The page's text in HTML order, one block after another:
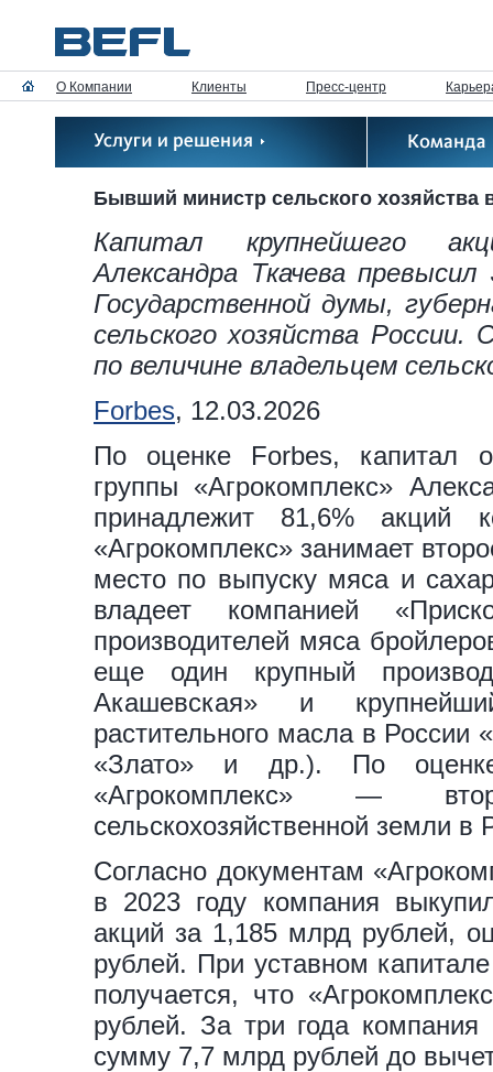
О Компании Клиенты Пресс-центр
Бывший министр сельского хозяйства
Капитал крупнейшего
Александра Ткачева
Государственной думы,
сельского хозяйства
по величине владельцем
Forbes, 12.03.2026
По оценке Forbes, капитал
группы «Агрокомплекс»
принадлежит 81,6% акций
«Агрокомплекс» занимает
место по выпуску мяса и
владеет компанией
производителей мяса
еще один крупный
Акашевская» и
растительного масла в
«Злато» и др.). По
«Агрокомплекс» —
сельскохозяйственной земли в
Согласно документам
в 2023 году компания
акций за 1,185 млрд рублей,
рублей. При уставном
получается, что
рублей. За три года
сумму 7,7 млрд рублей до